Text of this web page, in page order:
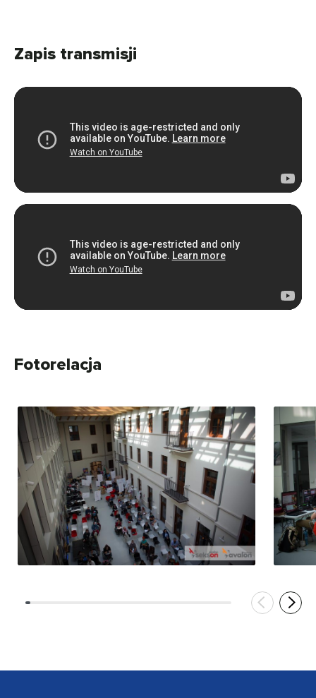
Zapis transmisji
Fotorelacja